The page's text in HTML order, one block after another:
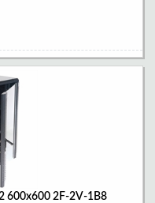
600x600 2F-2V-1B8